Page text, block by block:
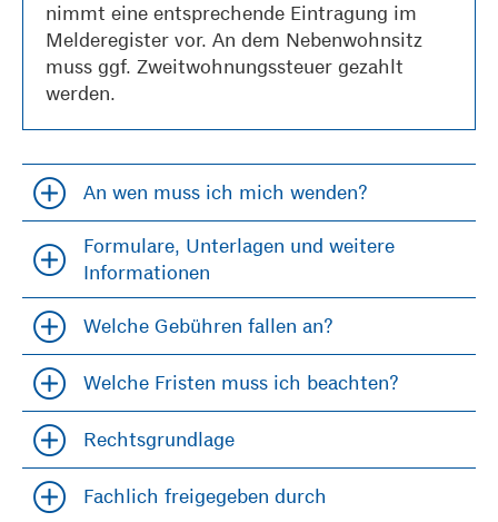
nimmt eine entsprechende Eintragung im
Melderegister vor. An dem Nebenwohnsitz
muss ggf. Zweitwohnungssteuer gezahlt
werden.
Accordion öfffnen und schließen
An wen muss ich mich wenden?
Accordion öfffnen und schließen
Formulare, Unterlagen und weitere
Informationen
Accordion öfffnen und schließen
Welche Gebühren fallen an?
Accordion öfffnen und schließen
Welche Fristen muss ich beachten?
Accordion öfffnen und schließen
Rechtsgrundlage
Accordion öfffnen und schließen
Fachlich freigegeben durch